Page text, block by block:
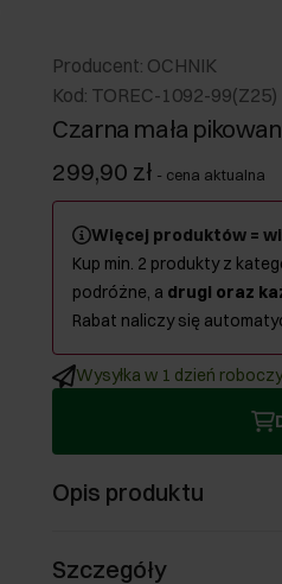
Producent: OCHNIK
Kod: TOREC-1092-99(Z25)
Czarna mała
299,90 zł - cena aktualna
Więcej produktów =
Kup min. 2 produkty z
podróżne, a drugi oraz
Rabat naliczy się
Wysyłka w 1 dzień
Opis produktu
Szczegóły